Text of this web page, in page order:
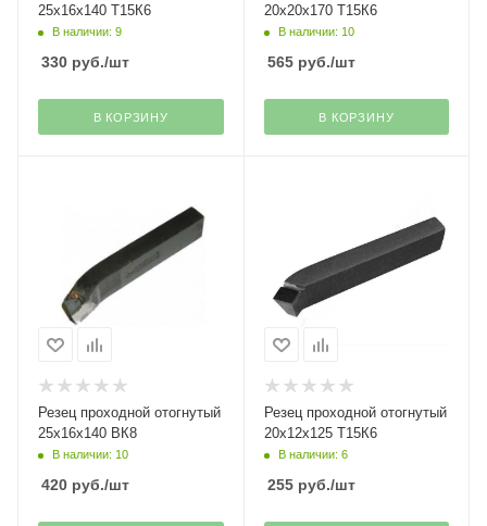
25х16х140 Т15К6
В наличии: 9
330 руб./шт
В КОРЗИНУ
20х20х170 Т15К6
В наличии: 10
565руб./шт
В КОРЗИНУ
Резец проходной отогнутый
25х16х140 ВК8
В наличии: 10
420 руб./шт
Резец проходной отогнутый
20х12х125 Т15К6
В наличии: 6
255руб./шт